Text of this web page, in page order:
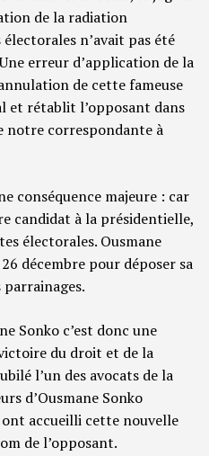
de la radiation
électorales n’avait pas été
erreur d’application de la
de cette fameuse
et rétablit l’opposant dans
notre correspondante à
conséquence majeure : car
candidat à la présidentielle,
électorales. Ousmane
décembre pour déposer sa
Sonko c’est donc une
du droit et de la
l’un des avocats de la
d’Ousmane Sonko
accueilli cette nouvelle
de l’opposant.